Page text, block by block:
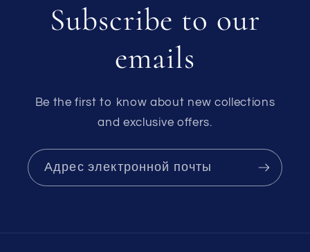
Subscribe to our
emails
Be the first to know about new collections
and exclusive offers.
Адрес электронной почты